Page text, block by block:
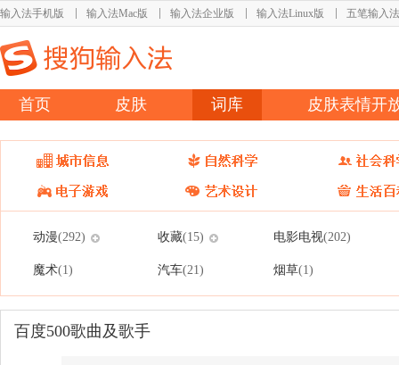
输入法手机版 输入法Mac版 输入法企业版 输入法Linux版 五笔输入法
首页 皮肤 词库 皮肤表情开
动漫(292) 收藏(15) 电影电视(202)
魔术(1) 汽车(21) 烟草(1)
百度500歌曲及歌手